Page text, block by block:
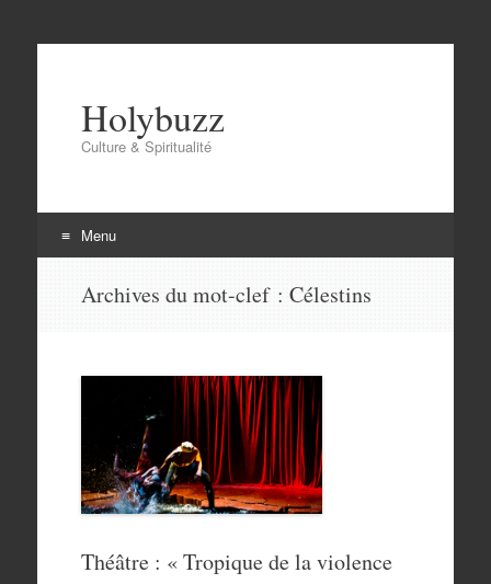
Holybuzz
Culture & Spiritualité
Menu
Archives du mot-clef : Célestins
Théâtre : « Tropique de la violence